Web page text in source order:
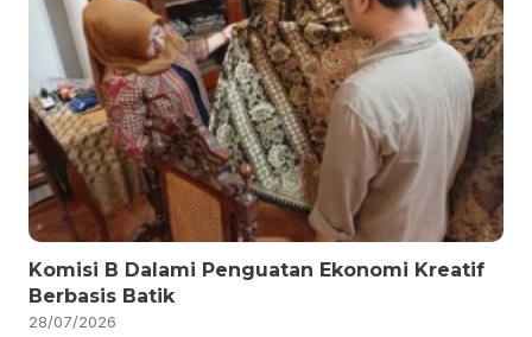
Komisi B Dalami Penguatan Ekonomi Kreatif
Berbasis Batik
28/07/2026